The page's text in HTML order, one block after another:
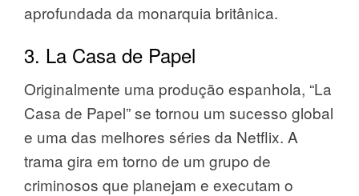
aprofundada da monarquia britânica.
3. La Casa de Papel
Originalmente uma produção espanhola, “La
Casa de Papel” se tornou um sucesso global
e uma das melhores séries da Netflix. A
trama gira em torno de um grupo de
criminosos que planejam e executam o